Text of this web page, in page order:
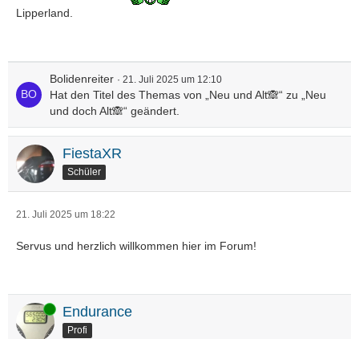
Lipperland.
Bolidenreiter 21. Juli 2025 um 12:10
Hat den Titel des Themas von „Neu und Alt🙈“ zu „Neu
und doch Alt🙈“ geändert.
FiestaXR
Schüler
21. Juli 2025 um 18:22
Servus und herzlich willkommen hier im Forum!
Online Endurance
Profi